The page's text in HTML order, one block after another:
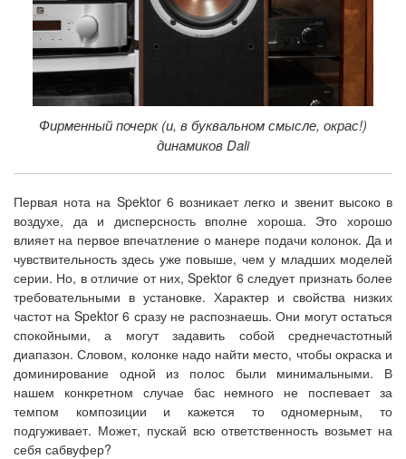
Фирменный почерк (и, в буквальном смысле, окрас!)
динамиков Dali
Первая нота на Spektor 6 возникает легко и звенит высоко в
воздухе, да и дисперсность вполне хороша. Это хорошо
влияет на первое впечатление о манере подачи колонок. Да и
чувствительность здесь уже повыше, чем у младших моделей
серии. Но, в отличие от них, Spektor 6 следует признать более
требовательными в установке. Характер и свойства низких
частот на Spektor 6 сразу не распознаешь. Они могут остаться
спокойными, а могут задавить собой среднечастотный
диапазон. Словом, колонке надо найти место, чтобы окраска и
доминирование одной из полос были минимальными. В
нашем конкретном случае бас немного не поспевает за
темпом композиции и кажется то одномерным, то
подгуживает. Может, пускай всю ответственность возьмет на
себя сабвуфер?